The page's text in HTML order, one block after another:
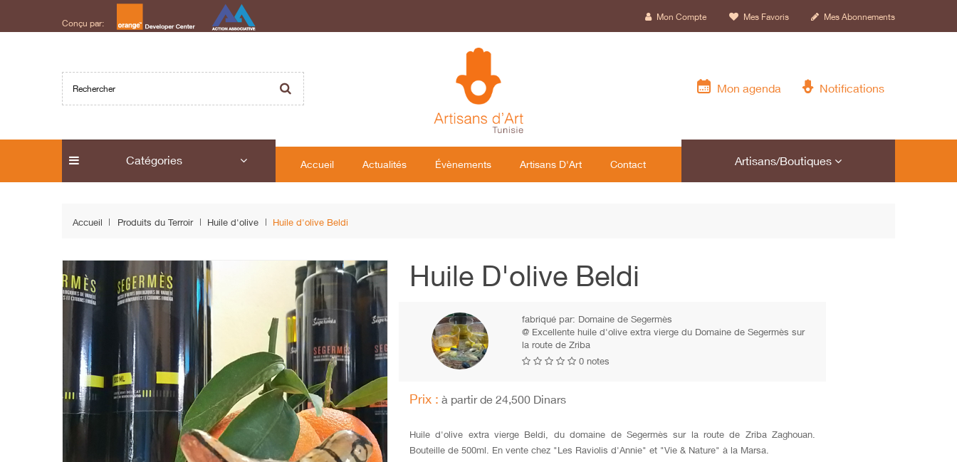
Mon Compte Mes Favoris Mes Abonnements
Conçu par:
Mon agenda Notifications
Catégories Accueil Actualités Évènements Artisans D'Art Contact Artisans/Boutiques
Accueil Produits du Terroir Huile d'olive Huile d'olive Beldi
Huile D'olive Beldi
fabriqué par: Domaine de Segermès
@ Excellente huile d'olive extra vierge du Domaine de Segermès sur
la route de Zriba
0 notes
Prix : à partir de 24,500 Dinars
Huile d'olive extra vierge Beldi, du domaine de Segermès sur la route de Zriba Zaghouan.
Bouteille de 500ml. En vente chez "Les Raviolis d'Annie" et "Vie & Nature" à la Marsa.